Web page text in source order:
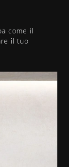
come il
il tuo